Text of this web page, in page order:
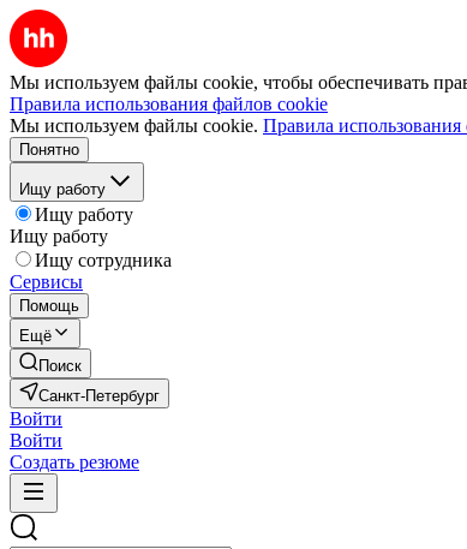
Мы используем файлы cookie, чтобы обеспечивать
Правила использования файлов cookie
Мы используем файлы cookie. Правила
Понятно
Ищу работу
Ищу работу
Ищу работу
Ищу сотрудника
Сервисы
Помощь
Ещё
Поиск
Санкт-Петербург
Войти
Войти
Создать резюме